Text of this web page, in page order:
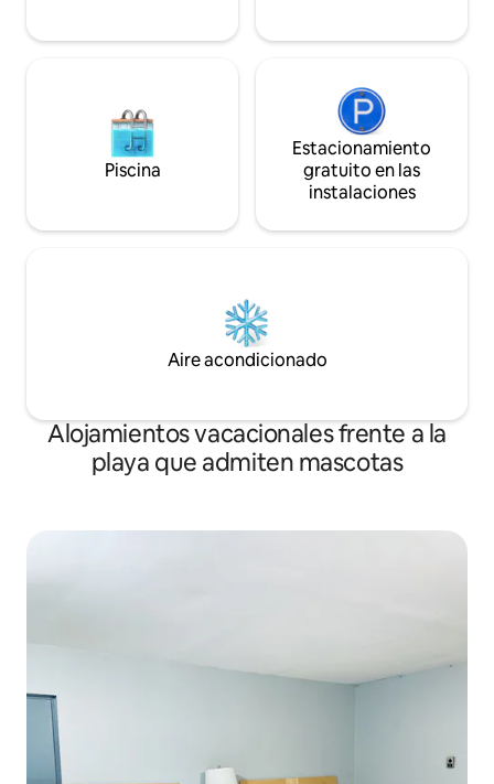
Piscina
Estacionamiento
gratuito en las
instalaciones
Aire acondicionado
Alojamientos vacacionales frente a la
playa que admiten mascotas